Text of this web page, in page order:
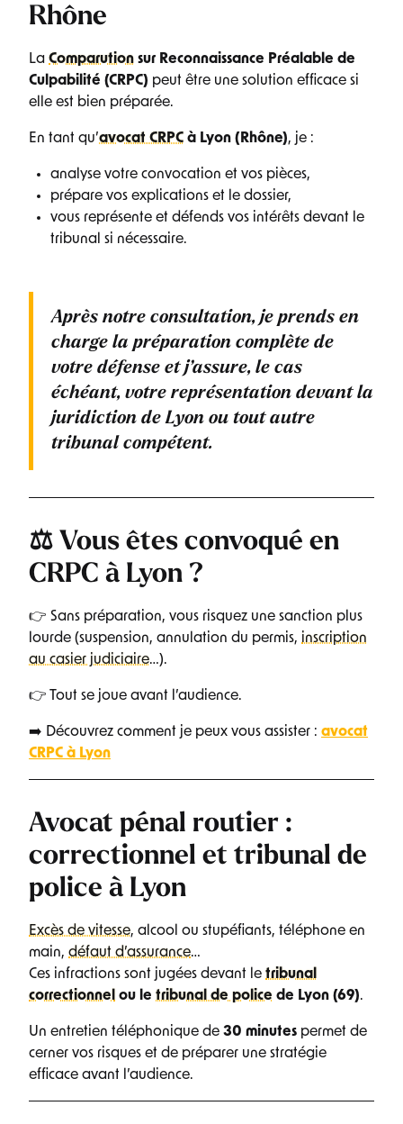
Rhône
La Comparution sur Reconnaissance Préalable de
Culpabilité (CRPC) peut être une solution efficace si
elle est bien préparée.
En tant qu’avocat CRPC à Lyon (Rhône), je :
analyse votre convocation et vos pièces,
prépare vos explications et le dossier,
vous représente et défends vos intérêts devant le
tribunal si nécessaire.
Après notre consultation, je prends en
charge la préparation complète de
votre défense et j’assure, le cas
échéant, votre représentation devant la
juridiction de Lyon ou tout autre
tribunal compétent.
⚖️ Vous êtes convoqué en
CRPC à Lyon ?
👉 Sans préparation, vous risquez une sanction plus
lourde (suspension, annulation du permis, inscription
au casier judiciaire…).
👉 Tout se joue avant l’audience.
➡️ Découvrez comment je peux vous assister : avocat
CRPC à Lyon
Avocat pénal routier :
correctionnel et tribunal de
police à Lyon
Excès de vitesse, alcool ou stupéfiants, téléphone en
main, défaut d’assurance…
Ces infractions sont jugées devant le tribunal
correctionnel ou le tribunal de police de Lyon (69).
Un entretien téléphonique de 30 minutes permet de
cerner vos risques et de préparer une stratégie
efficace avant l’audience.